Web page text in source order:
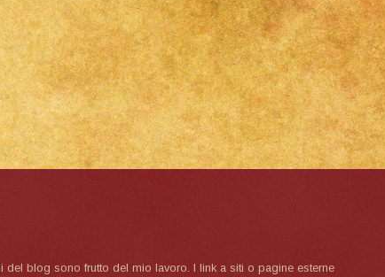
del blog sono frutto del mio lavoro. I link a siti o pagine esterne